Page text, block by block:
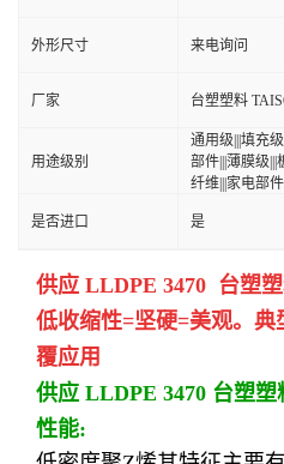
外形尺寸 来电询问
厂家 台塑塑料
用途级别
通用级|||填充
部件|||薄膜级|||
纤维|||家电部件
是否进口 是
供应 LLDPE 3470 台塑
低收缩性=坚硬=美观。
覆应用
供应 LLDPE 3470 台塑
性能: